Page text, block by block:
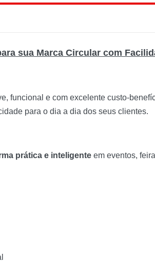
sua Marca Circular com
funcional e com excelente custo-
para o dia a dia dos seus clientes.
prática e inteligente em eventos,